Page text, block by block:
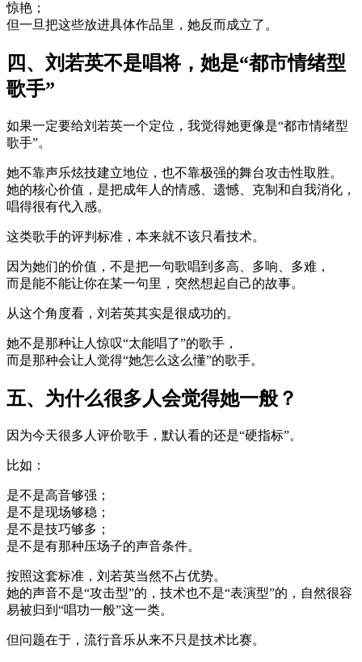
惊艳；
但一旦把这些放进具体作品里，她反而成立了。
四、刘若英不是唱将，她是“都市情绪型
歌手”
如果一定要给刘若英一个定位，我觉得她更像是“都市情绪型
歌手”。
她不靠声乐炫技建立地位，也不靠极强的舞台攻击性取胜。
她的核心价值，是把成年人的情感、遗憾、克制和自我消化，
唱得很有代入感。
这类歌手的评判标准，本来就不该只看技术。
因为她们的价值，不是把一句歌唱到多高、多响、多难，
而是能不能让你在某一句里，突然想起自己的故事。
从这个角度看，刘若英其实是很成功的。
她不是那种让人惊叹“太能唱了”的歌手，
而是那种会让人觉得“她怎么这么懂”的歌手。
五、为什么很多人会觉得她一般？
因为今天很多人评价歌手，默认看的还是“硬指标”。
比如：
是不是高音够强；
是不是现场够稳；
是不是技巧够多；
是不是有那种压场子的声音条件。
按照这套标准，刘若英当然不占优势。
她的声音不是“攻击型”的，技术也不是“表演型”的，自然很容
易被归到“唱功一般”这一类。
但问题在于，流行音乐从来不只是技术比赛。